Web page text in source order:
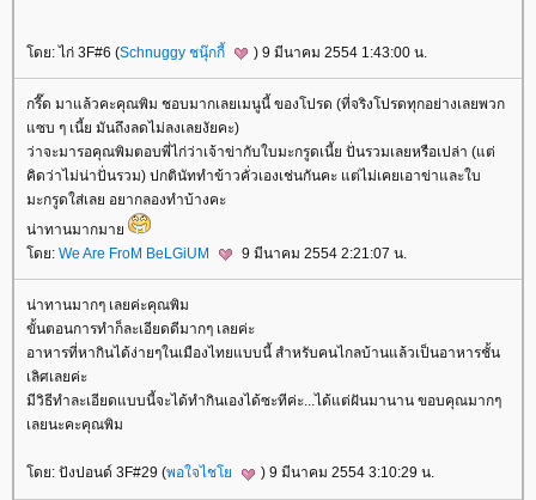
ดย: ไก่ 3F#6 (Schnuggy ชนุ๊กกี้ ) 9 มีนาคม 2554 1:43:00 น.
กรี๊ด มาแล้วคะคุณพิม ชอบมากเลยเมนูนี้ ของโปรด (ที่จริงโปรดทุกอย่างเลยพวก
ซบ ๆ เนี้ย มันถึงลดไม่ลงเลยงัยคะ)
ว่าจะมารอคุณพิมตอบพี่ไก่ว่าเจ้าข่ากับใบมะกรูดเนี้ย ปั่นรวมเลยหรือเปล่า (แต่
คิดว่าไม่น่าปั่นรวม) ปกตินัททำข้าวคั่วเองเช่นกันคะ แต่ไม่เคยเอาข่าและใบ
มะกรูดใส่เลย อยากลองทำบ้างคะ
น่าทานมากมา
ดย: We Are FroM BeLGiUM 9 มีนาคม 2554 2:21:07 น.
น่าทานมากๆ เลยค่ะคุณพิม
ขั้นตอนการทำก็ละเอียดดีมากๆ เลยค่ะ
อาหารที่หากินได้ง่ายๆในเมืองไทยแบบนี้ สำหรับคนไกลบ้านแล้วเป็นอาหารชั้น
เลิศเลยค่ะ
มีวิธีทำละเอียดแบบนี้จะได้ทำกินเองได้ซะทีค่ะ...ได้แต่ฝันมานาน ขอบคุณมากๆ
เลยนะคะคุณพิม
ดย: ปังปอนด์ 3F#29 (พอใจไช ) 9 มีนาคม 2554 3:10:29 น.